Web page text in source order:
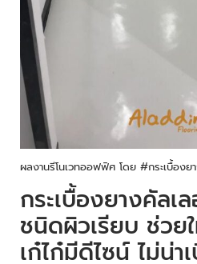
ผลงานรีโนเวทออฟฟิศ โดย #กระเบื้องย
กระเบื้องยางคัลเ
ชนิดผิวเรียบ ช่วย
เก๋ไก๋มีดีไซน์ ไม่น่า